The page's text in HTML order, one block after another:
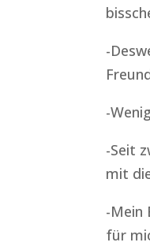
-
-
-Seit
mit
-Mein
für